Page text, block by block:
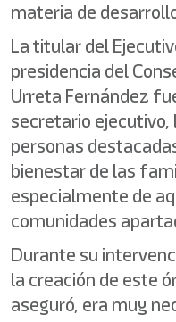
materia de
La titular del
presidencia del
Urreta Fernández
secretario ejecutivo,
personas
bienestar de las
especialmente de
comunidades
Durante su
la creación de este
aseguró, era muy